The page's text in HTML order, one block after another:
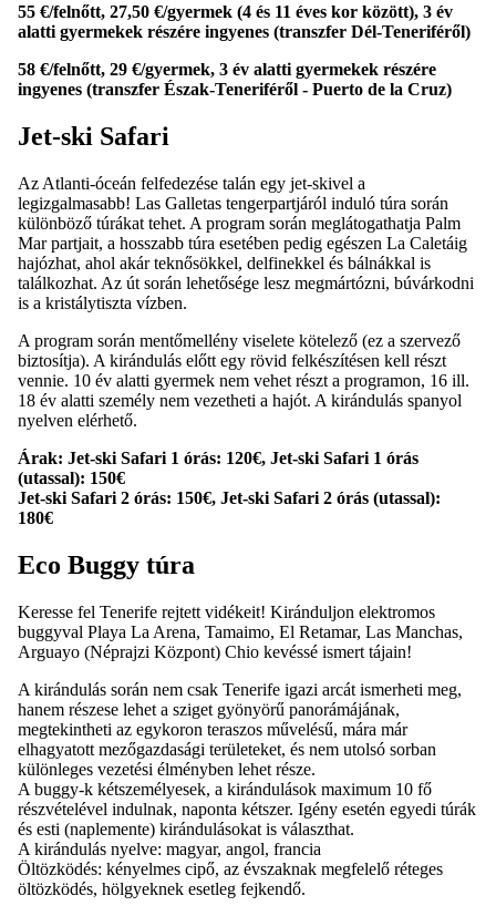
55 €/felnőtt, 27,50 €/gyermek (4 és 11 éves kor között), 3 év
alatti gyermekek részére ingyenes (transzfer Dél-Teneriféről)
58 €/felnőtt, 29 €/gyermek, 3 év alatti gyermekek részére
ingyenes (transzfer Észak-Teneriféről - Puerto de la Cruz)
Jet-ski Safari
Az Atlanti-óceán felfedezése talán egy jet-skivel a
legizgalmasabb! Las Galletas tengerpartjáról induló túra során
különböző túrákat tehet. A program során meglátogathatja Palm
Mar partjait, a hosszabb túra esetében pedig egészen La Caletáig
hajózhat, ahol akár teknősökkel, delfinekkel és bálnákkal is
találkozhat. Az út során lehetősége lesz megmártózni, búvárkodni
is a kristálytiszta vízben.
A program során mentőmellény viselete kötelező (ez a szervező
biztosítja). A kirándulás előtt egy rövid felkészítésen kell részt
vennie. 10 év alatti gyermek nem vehet részt a programon, 16 ill.
18 év alatti személy nem vezetheti a hajót. A kirándulás spanyol
nyelven elérhető.
Árak: Jet-ski Safari 1 órás: 120€, Jet-ski Safari 1 órás
(utassal): 150€
Jet-ski Safari 2 órás: 150€, Jet-ski Safari 2 órás (utassal):
180€
Eco Buggy túra
Keresse fel Tenerife rejtett vidékeit! Kiránduljon elektromos
buggyval Playa La Arena, Tamaimo, El Retamar, Las Manchas,
Arguayo (Néprajzi Központ) Chio kevéssé ismert tájain!
A kirándulás során nem csak Tenerife igazi arcát ismerheti meg,
hanem részese lehet a sziget gyönyörű panorámájának,
megtekintheti az egykoron teraszos művelésű, mára már
elhagyatott mezőgazdasági területeket, és nem utolsó sorban
különleges vezetési élményben lehet része.
A buggy-k kétszemélyesek, a kirándulások maximum 10 fő
részvételével indulnak, naponta kétszer. Igény esetén egyedi túrák
és esti (naplemente) kirándulásokat is választhat.
A kirándulás nyelve: magyar, angol, francia
Öltözködés: kényelmes cipő, az évszaknak megfelelő réteges
öltözködés, hölgyeknek esetleg fejkendő.